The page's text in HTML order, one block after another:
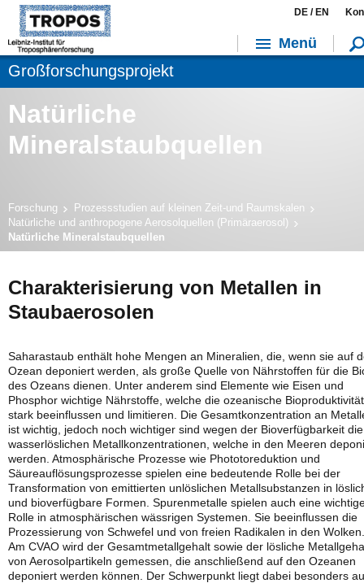
Großforschungsprojekt
Natürliche
Mineralstaubquellen
Forschung
Prozessstudien auf kleinen Zeit-und Raumskalen
Natürliche und anthropogene Aerosolquellen (Primäraerosol)
Natürliche Mineralstaubquellen
Charakterisierung von Metallen in
Staubaerosolen
Saharastaub enthält hohe Mengen an Mineralien, die, wenn sie auf
Ozean deponiert werden, als große Quelle von Nährstoffen für die
des Ozeans dienen. Unter anderem sind Elemente wie Eisen und
Phosphor wichtige Nährstoffe, welche die ozeanische Bioproduktivität
stark beeinflussen und limitieren. Die Gesamtkonzentration an
ist wichtig, jedoch noch wichtiger sind wegen der Bioverfügbarkeit die
wasserlöslichen Metallkonzentrationen, welche in den Meeren
werden. Atmosphärische Prozesse wie Phototoreduktion und
Säureauflösungsprozesse spielen eine bedeutende Rolle bei der
Transformation von emittierten unlöslichen Metallsubstanzen in
und bioverfügbare Formen. Spurenmetalle spielen auch eine
Rolle in atmosphärischen wässrigen Systemen. Sie beeinflussen die
Prozessierung von Schwefel und von freien Radikalen in den Wolken.
Am CVAO wird der Gesamtmetallgehalt sowie der lösliche
von Aerosolpartikeln gemessen, die anschließend auf den Ozeanen
deponiert werden können. Der Schwerpunkt liegt dabei besonders
DE /EN
Menü